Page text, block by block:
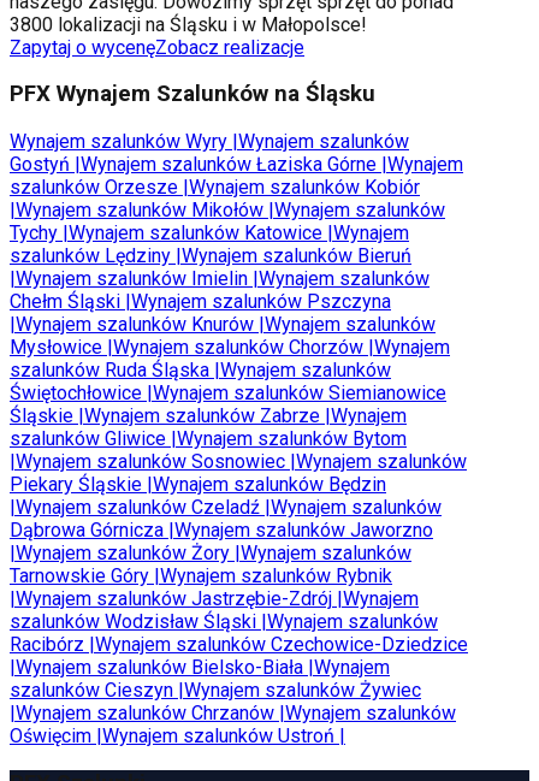
3800 lokalizacji na Śląsku i w Małopolsce!
Zapytaj o wycenęZobacz realizacje
PFX Wynajem Szalunków na Śląsku
Wynajem szalunków Wyry Wynajem szalunków
Gostyń Wynajem szalunków Łaziska Górne Wynajem
szalunków Orzesze Wynajem szalunków Kobiór
Wynajem szalunków Mikołów Wynajem szalunków
Tychy Wynajem szalunków Katowice Wynajem
szalunków Lędziny Wynajem szalunków Bieruń
Wynajem szalunków Imielin Wynajem szalunków
Chełm Śląski Wynajem szalunków Pszczyna
Wynajem szalunków Knurów Wynajem szalunków
Mysłowice Wynajem szalunków Chorzów Wynajem
szalunków Ruda Śląska Wynajem szalunków
Świętochłowice Wynajem szalunków Siemianowice
Śląskie Wynajem szalunków Zabrze Wynajem
szalunków Gliwice Wynajem szalunków Bytom
Wynajem szalunków Sosnowiec Wynajem szalunków
Piekary Śląskie Wynajem szalunków Będzin
Wynajem szalunków Czeladź Wynajem szalunków
Dąbrowa Górnicza Wynajem szalunków Jaworzno
Wynajem szalunków Żory Wynajem szalunków
Tarnowskie Góry Wynajem szalunków Rybnik
Wynajem szalunków Jastrzębie-Zdrój Wynajem
szalunków Wodzisław Śląski Wynajem szalunków
Racibórz Wynajem szalunków Czechowice-Dziedzice
Wynajem szalunków Bielsko-Biała Wynajem
szalunków Cieszyn Wynajem szalunków Żywiec
Wynajem szalunków Chrzanów Wynajem szalunków
Oświęcim Wynajem szalunków Ustroń